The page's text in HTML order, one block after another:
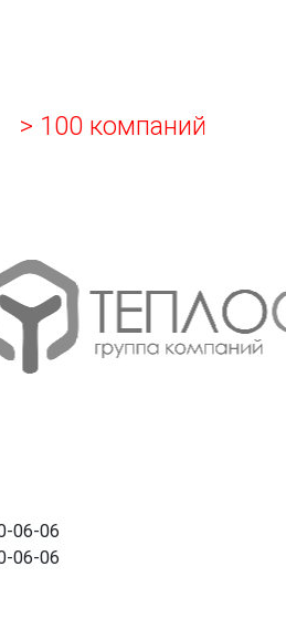
> 100 компаний
06-06
06-06